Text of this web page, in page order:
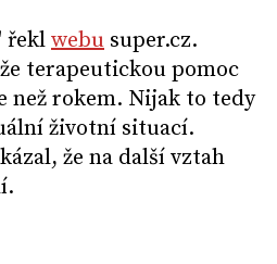
řekl webu super.cz.
terapeutickou pomoc
než rokem. Nijak to tedy
životní situací.
že na další vztah